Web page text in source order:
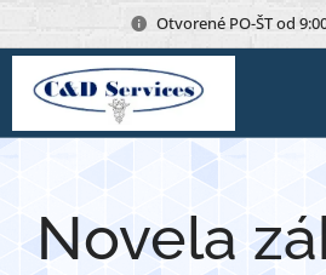
Otvorené PO-ŠT od
Novela